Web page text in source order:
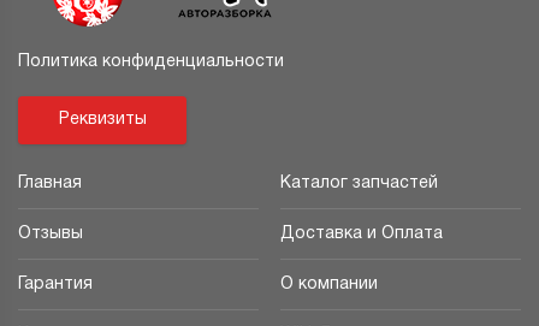
Политика конфиденциальности
Реквизиты
Главная Каталог запчастей
Отзывы Доставка и Оплата
Гарантия О компании